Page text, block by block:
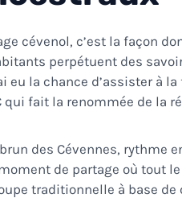
cévenol, c’est la façon
perpétuent des
eu la chance d’assister à
qui fait la renommée de la
des Cévennes, rythme
de partage où tout
traditionnelle à base de